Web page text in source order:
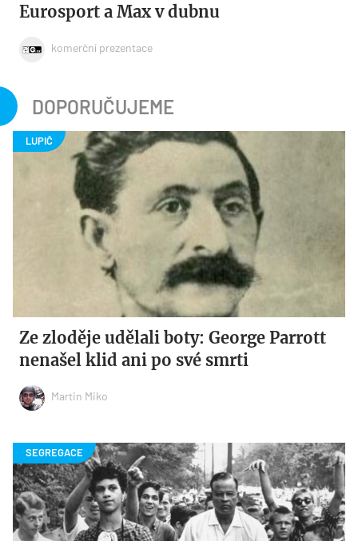
Eurosport a Max v dubnu
komerční prezentace
DOPORUČUJEME
Ze zloděje udělali boty: George Parrott
nenašel klid ani po své smrti
Martin Miko